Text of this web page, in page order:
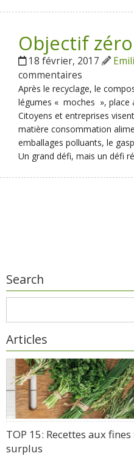
Objectif
18 février, 2017
commentaires
Après le recyclage, le
légumes « moches », place
Citoyens et entreprises
matière consommation
emballages polluants, le
Un grand défi, mais un défi
Search
Articles
TOP 15: Recettes aux
surplus